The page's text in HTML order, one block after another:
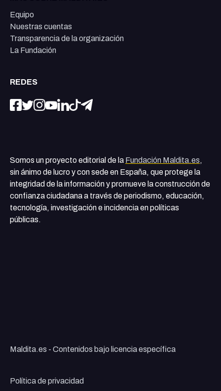
Equipo
Nuestras cuentas
Transparencia de la organización
La Fundación
REDES
Somos un proyecto editorial de la Fundación Maldita.es,
sin ánimo de lucro y con sede en España, que protege la
integridad de la información y promueve la construcción de
confianza ciudadana a través de periodismo, educación,
tecnología, investigación e incidencia en políticas
públicas.
Maldita.es - Contenidos bajo licencia específica
Política de privacidad